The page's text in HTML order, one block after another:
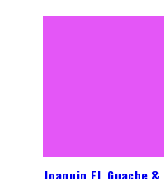
Joaquin EL Guache